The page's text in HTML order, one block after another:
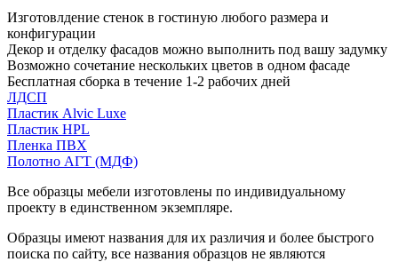
Изготовлдение стенок в гостиную любого размера и
конфигурации
Декор и отделку фасадов можно выполнить под вашу задумку
Возможно сочетание нескольких цветов в одном фасаде
Бесплатная сборка в течение 1-2 рабочих дней
ЛДСП
Пластик Alvic Luxe
Пластик HPL
Пленка ПВХ
Полотно АГТ (МДФ)
Все образцы мебели изготовлены по индивидуальному
проекту в единственном экземпляре.
Образцы имеют названия для их различия и более быстрого
поиска по сайту, все названия образцов не являются